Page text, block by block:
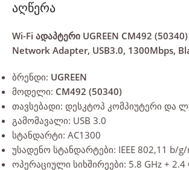
აღწერა
Wi-Fi ადაპტერი UGREEN CM492
Network Adapter, USB3.0, 1300Mbps,
ბრენდი: UGREEN
მოდელი: CM492 (50340)
თავსებადი: დესკტოპ კომპიუტერი და
გამომავალი: USB 3.0
სტანდარტი: AC1300
უსადენო სტანდარტები: IEEE 802,11 b/g/
ოპერაციული სიხშირეები: 5.8 GHz + 2.4